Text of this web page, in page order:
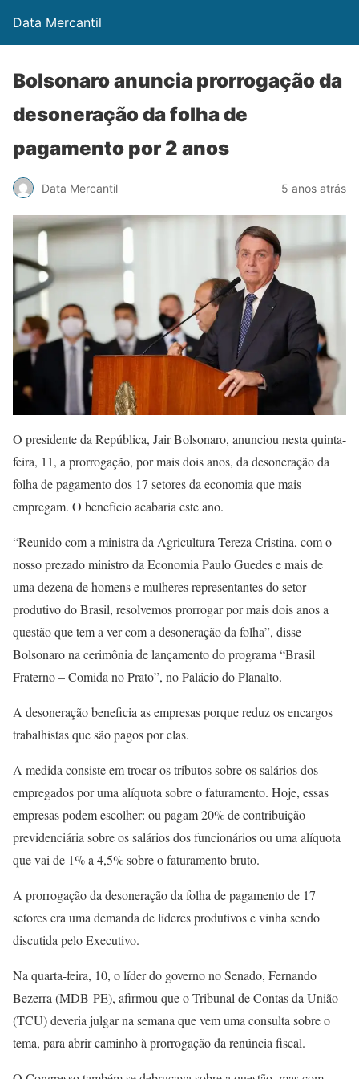
Data Mercantil
Bolsonaro anuncia prorrogação da
desoneração da folha de
pagamento por 2 anos
Data Mercantil 5 anos atrás
O presidente da República, Jair Bolsonaro, anunciou nesta quinta-
feira, 11, a prorrogação, por mais dois anos, da desoneração da
folha de pagamento dos 17 setores da economia que mais
empregam. O benefício acabaria este ano.
“Reunido com a ministra da Agricultura Tereza Cristina, com o
nosso prezado ministro da Economia Paulo Guedes e mais de
uma dezena de homens e mulheres representantes do setor
produtivo do Brasil, resolvemos prorrogar por mais dois anos a
questão que tem a ver com a desoneração da folha”, disse
Bolsonaro na cerimônia de lançamento do programa “Brasil
Fraterno – Comida no Prato”, no Palácio do Planalto.
A desoneração beneficia as empresas porque reduz os encargos
trabalhistas que são pagos por elas.
A medida consiste em trocar os tributos sobre os salários dos
empregados por uma alíquota sobre o faturamento. Hoje, essas
empresas podem escolher: ou pagam 20% de contribuição
previdenciária sobre os salários dos funcionários ou uma alíquota
que vai de 1% a 4,5% sobre o faturamento bruto.
A prorrogação da desoneração da folha de pagamento de 17
setores era uma demanda de líderes produtivos e vinha sendo
discutida pelo Executivo.
Na quarta-feira, 10, o líder do governo no Senado, Fernando
Bezerra (MDB-PE), afirmou que o Tribunal de Contas da União
(TCU) deveria julgar na semana que vem uma consulta sobre o
tema, para abrir caminho à prorrogação da renúncia fiscal.